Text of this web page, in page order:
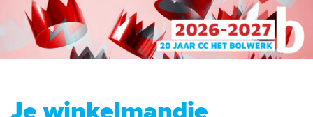
Je winkelmandje